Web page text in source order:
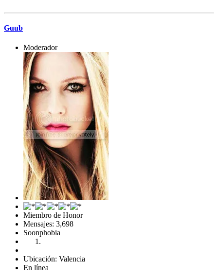
Guub
Moderador
Miembro de Honor
Mensajes: 3,698
Soonphobia
Ubicación: Valencia
En línea